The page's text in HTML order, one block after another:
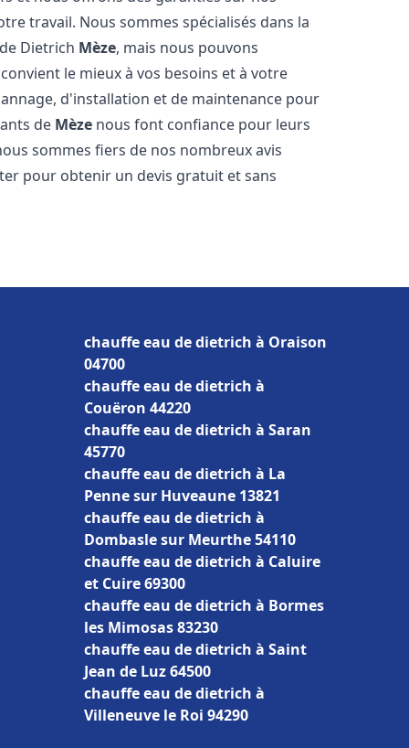
travail. Nous sommes spécialisés dans la
Dietrich Mèze, mais nous pouvons
le mieux à vos besoins et à votre
d'installation et de maintenance pour
de Mèze nous font confiance pour leurs
sommes fiers de nos nombreux avis
pour obtenir un devis gratuit et sans
chauffe eau de dietrich à Oraison
04700
chauffe eau de dietrich à
Couëron 44220
chauffe eau de dietrich à Saran
45770
chauffe eau de dietrich à La
Penne sur Huveaune 13821
chauffe eau de dietrich à
Dombasle sur Meurthe 54110
chauffe eau de dietrich à Caluire
et Cuire 69300
chauffe eau de dietrich à Bormes
les Mimosas 83230
chauffe eau de dietrich à Saint
Jean de Luz 64500
chauffe eau de dietrich à
Villeneuve le Roi 94290